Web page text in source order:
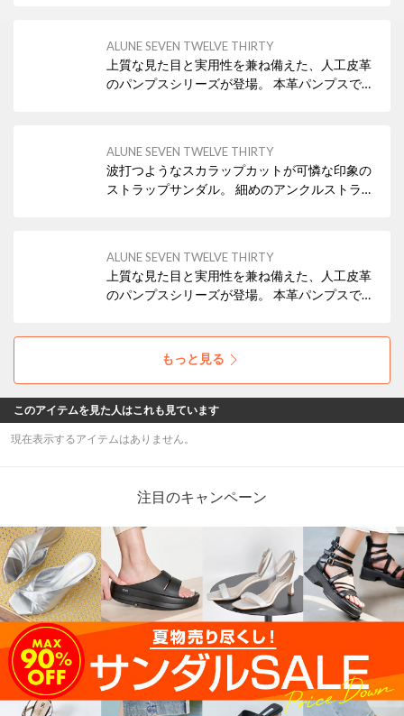
ALUNE SEVEN TWELVE THIRTY
上質な見た目と実用性を兼ね備えた、人工皮革
のパンプスシリーズが登場。 本革パンプスで培
ALUNE SEVEN TWELVE THIRTY
波打つようなスカラップカットが可憐な印象の
ストラップサンダル。 細めのアンクルストラッ
す。
ALUNE SEVEN TWELVE THIRTY
上質な見た目と実用性を兼ね備えた、人工皮革
のパンプスシリーズが登場。 本革パンプスで培
実現しました。もっと見る
このアイテムを見た人はこれも見ています
現在表示するアイテムはありません。
注目のキャンペーン